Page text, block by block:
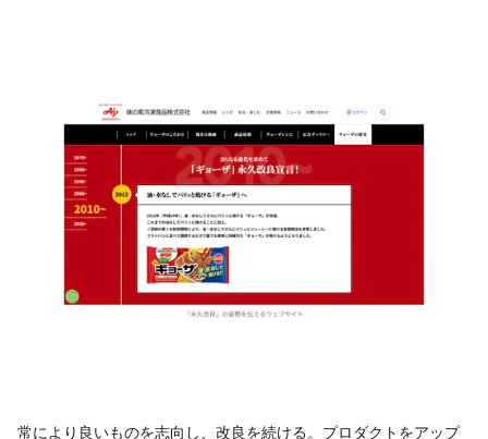
常により良いものを志向し、改良を続ける。プロダクトをアップ